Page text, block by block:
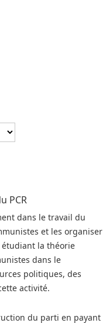
PCR
dans le travail du
et les organiser
étudiant la théorie
dans le
politiques, des
activité.
du parti en payant